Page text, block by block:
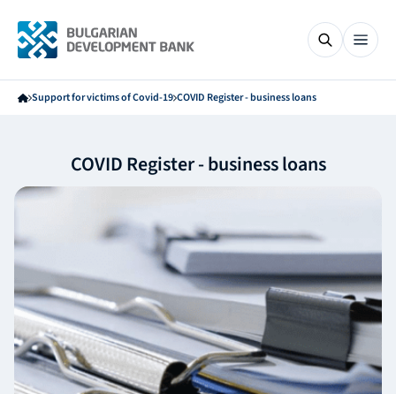
Support for victims of Covid-19 COVID Register - business loans
COVID Register - business loans